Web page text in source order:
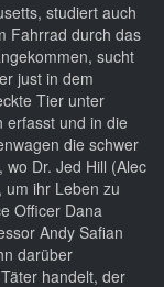
studiert auch
Fahrrad durch das
sucht
just in dem
Tier unter
erfasst und in die
die schwer
Dr. Jed Hill (Alec
um ihr Leben zu
Officer Dana
Andy Safian
darüber
handelt, der